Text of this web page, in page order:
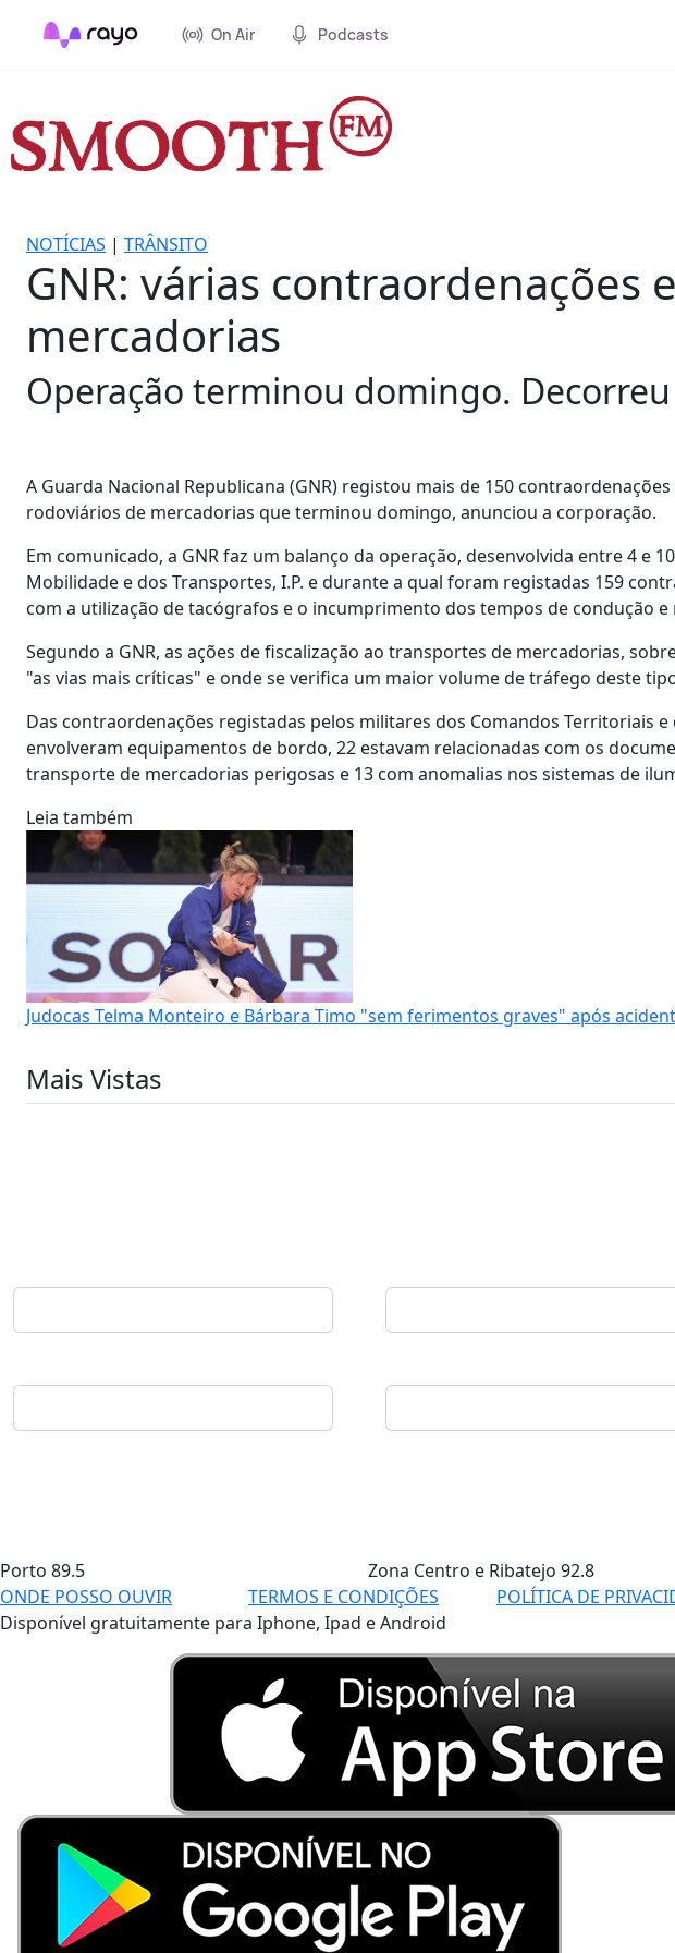
On Air Podcasts
NOTÍCIAS | TRÂNSITO
GNR: várias contraordenações
mercadorias
Operação terminou domingo.
A Guarda Nacional Republicana (GNR) registou mais de 150
rodoviários de mercadorias que terminou domingo, anunciou a corporação.
Em comunicado, a GNR faz um balanço da operação, desenvolvida entre 4 e
Mobilidade e dos Transportes, I.P. e durante a qual foram registadas 159
com a utilização de tacógrafos e o incumprimento dos tempos de condução e
Segundo a GNR, as ações de fiscalização ao transportes de mercadorias,
"as vias mais críticas" e onde se verifica um maior volume de tráfego deste
Das contraordenações registadas pelos militares dos Comandos Territoriais e
envolveram equipamentos de bordo, 22 estavam relacionadas com os
transporte de mercadorias perigosas e 13 com anomalias nos sistemas de
Leia também
Judocas Telma Monteiro e Bárbara Timo "sem ferimentos graves" após
Mais Vistas
Porto 89.5 Zona Centro e Ribatejo 92.8
ONDE POSSO OUVIR
TERMOS E CONDIÇÕES POLÍTICA DE
Disponível gratuitamente para Iphone, Ipad e Android